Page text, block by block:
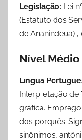
Legislação: Lei
(Estatuto dos
de Ananindeua) ,
Nível Médio
Língua
Interpretação de
gráfica.
dos porquês.
sinônimos,